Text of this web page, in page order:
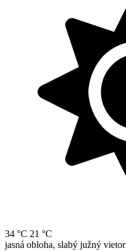
34 °C 21 °C
jasná obloha, slabý južný vietor